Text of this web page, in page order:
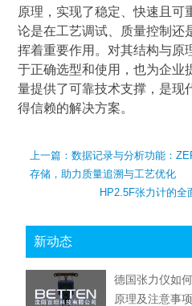
原理，实现了稳定、快速且可
论是在工艺调试、质量控制还
挥着重要作用。对其结构与原
于正确选型和使用，也为企业
量提供了可靠技术支撑，是现
得信赖的解决方案。
上一篇： 数据记录与分析功能：
存储，助力质量追溯与工艺优化
HP2.5F张力计的全
新动态
德国张力仪如
原理及注意事项